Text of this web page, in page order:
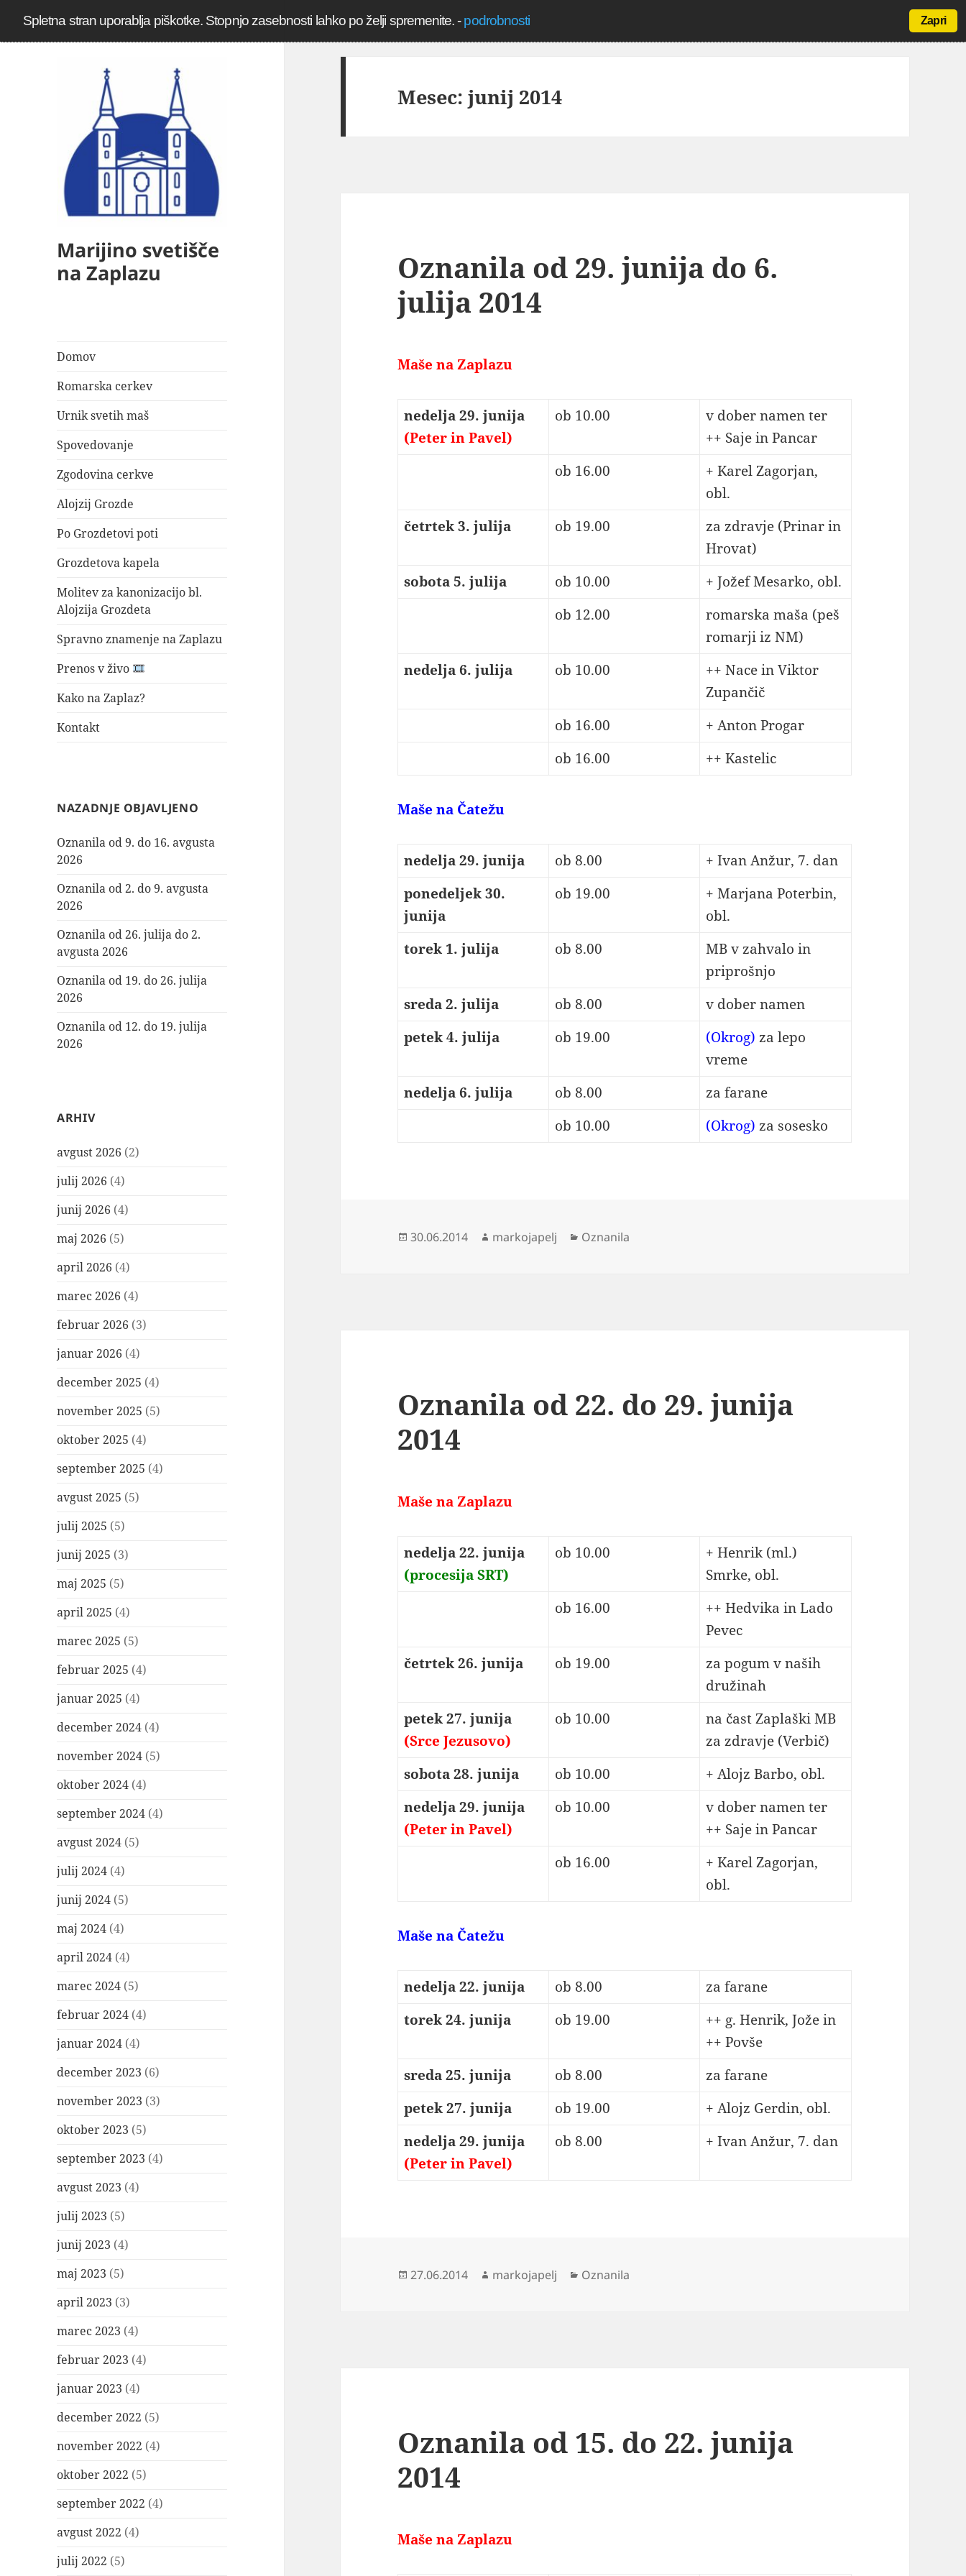
Spletna stran uporablja piškotke. Stopnjo zasebnosti lahko po želji spremenite.-podrobnosti Zapri
Marijino svetišče
na Zaplazu
Domov
Romarska cerkev
Urnik svetih maš
Spovedovanje
Zgodovina cerkve
Alojzij Grozde
Po Grozdetovi poti
Grozdetova kapela
Molitev za kanonizacijo bl.
Alojzija Grozdeta
Spravno znamenje na Zaplazu
Prenos v živo
Kako na Zaplaz?
Kontakt
NAZADNJE OBJAVLJENO
Oznanila od 9. do 16. avgusta
2026
Oznanila od 2. do 9. avgusta
2026
Oznanila od 26. julija do 2.
avgusta 2026
Oznanila od 19. do 26. julija
2026
Oznanila od 12. do 19. julija
2026
ARHIV
avgust 2026 (2)
julij 2026 (4)
junij 2026 (4)
maj 2026 (5)
april 2026 (4)
marec 2026 (4)
februar 2026 (3)
januar 2026 (4)
december 2025 (4)
november 2025 (5)
oktober 2025 (4)
september 2025 (4)
avgust 2025 (5)
julij 2025 (5)
junij 2025 (3)
maj 2025 (5)
april 2025 (4)
marec 2025 (5)
februar 2025 (4)
januar 2025 (4)
december 2024 (4)
november 2024 (5)
oktober 2024 (4)
september 2024 (4)
avgust 2024 (5)
julij 2024 (4)
junij 2024 (5)
maj 2024 (4)
april 2024 (4)
marec 2024 (5)
februar 2024 (4)
januar 2024 (4)
december 2023 (6)
november 2023 (3)
oktober 2023 (5)
september 2023 (4)
avgust 2023 (4)
julij 2023 (5)
junij 2023 (4)
maj 2023 (5)
april 2023 (3)
marec 2023 (4)
februar 2023 (4)
januar 2023 (4)
december 2022 (5)
november 2022 (4)
oktober 2022 (5)
september 2022 (4)
avgust 2022 (4)
julij 2022 (5)
Mesec:junij 2014
Oznanila od 29. junija do 6.
julija 2014
Maše na Zaplazu
nedelja 29. junija
(Peter in Pavel)
ob 10.00
v dober namen ter
++ Saje in Pancar
ob 16.00
+ Karel Zagorjan,
obl.
četrtek 3. julija
ob 19.00
za zdravje (Prinar in
Hrovat)
sobota 5. julija
ob 10.00
+ Jožef Mesarko, obl.
ob 12.00
romarska maša (peš
romarji iz NM)
nedelja 6. julija
ob 10.00
++ Nace in Viktor
Zupančič
ob 16.00
+ Anton Progar
ob 16.00
++ Kastelic
Maše na Čatežu
nedelja 29. junija ob 8.00
+ Ivan Anžur, 7. dan
ponedeljek 30.
junija
ob 19.00
+ Marjana Poterbin,
obl.
torek 1. julija
ob 8.00
MB v zahvalo in
priprošnjo
sreda 2. julija
ob 8.00
v dober namen
petek 4. julija
ob 19.00 (Okrog) za lepo
vreme
nedelja 6. julija
ob 8.00
za farane
ob 10.00
(Okrog) za sosesko
Objavljeno
30.06.2014 Avtor
markojapelj Kategorije
Oznanila
Oznanila od 22. do 29. junija
2014
Maše na Zaplazu
nedelja 22. junija
(procesija SRT)
ob 10.00
+ Henrik (ml.)
Smrke, obl.
ob 16.00
++ Hedvika in Lado
Pevec
četrtek 26. junija
ob 19.00
za pogum v naših
družinah
petek 27. junija
(Srce Jezusovo)
ob 10.00
na čast Zaplaški MB
za zdravje (Verbič)
sobota 28. junija
ob 10.00
+ Alojz Barbo, obl.
nedelja 29. junija
(Peter in Pavel)
ob 10.00
v dober namen ter
++ Saje in Pancar
ob 16.00
+ Karel Zagorjan,
obl.
Maše na Čatežu
nedelja 22. junija ob 8.00
za farane
torek 24. junija
ob 19.00
++ g. Henrik, Jože in
++ Povše
sreda 25. junija
ob 8.00
za farane
petek 27. junija
ob 19.00
+ Alojz Gerdin, obl.
nedelja 29. junija
(Peter in Pavel)
ob 8.00 + Ivan Anžur, 7. dan
Objavljeno
27.06.2014 Avtor
markojapelj Kategorije
Oznanila
Oznanila od 15. do 22. junija
2014
Maše na Zaplazu